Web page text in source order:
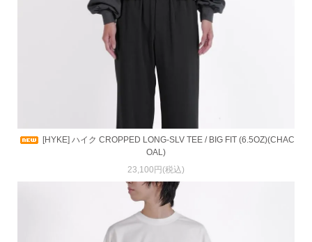
[HYKE] ハイク CROPPED LONG-SLV TEE / BIG FIT (6.5OZ)(CHAC
OAL)
23,100円(税込)